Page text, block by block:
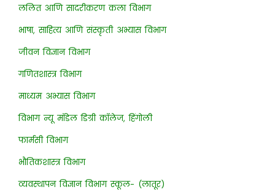
ललित आणि सादरीकरण कला विभाग
भाषा, साहित्य आणि संस्कृती अभ्यास विभाग
जीवन विज्ञान विभाग
गणितशास्त्र विभाग
माध्यम अभ्यास विभाग
विभाग न्यू मॉडेल डिग्री कॉलेज, हिंगोली
फार्मसी विभाग
भौतिकशास्त्र विभाग
व्यवस्थापन विज्ञान विभाग स्कूल- (लातूर)